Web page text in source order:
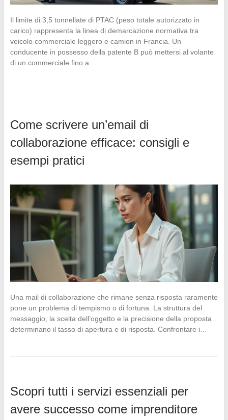
Il limite di 3,5 tonnellate di PTAC (peso totale autorizzato in
carico) rappresenta la linea di demarcazione normativa tra
veicolo commerciale leggero e camion in Francia. Un
conducente in possesso della patente B può mettersi al volante
di un commerciale fino a…
Come scrivere un’email di
collaborazione efficace: consigli e
esempi pratici
Una mail di collaborazione che rimane senza risposta raramente
pone un problema di tempismo o di fortuna. La struttura del
messaggio, la scelta dell’oggetto e la precisione della proposta
determinano il tasso di apertura e di risposta. Confrontare i…
Scopri tutti i servizi essenziali per
avere successo come imprenditore